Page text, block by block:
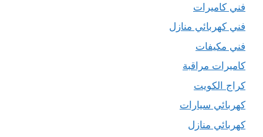
فني كاميرات
فني كهربائي منازل
فني مكيفات
كاميرات مراقبة
كراج الكويت
كهربائي سيارات
كهربائي منازل